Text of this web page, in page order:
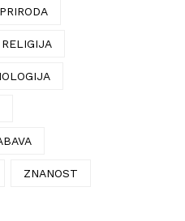
PRIRODA
RELIGIJA
ZNANOST